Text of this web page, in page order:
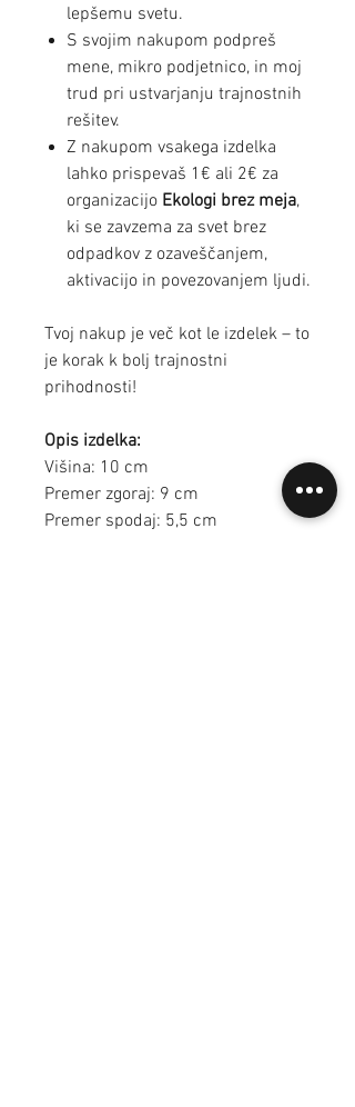
lepšemu svetu.
S svojim nakupom podpreš
mene, mikro podjetnico, in moj
trud pri ustvarjanju trajnostnih
rešitev.
Z nakupom vsakega izdelka
lahko prispevaš 1€ ali 2€ za
organizacijo Ekologi brez meja,
ki se zavzema za svet brez
odpadkov z ozaveščanjem,
aktivacijo in povezovanjem ljudi.
Tvoj nakup je več kot le izdelek – to
je korak k bolj trajnostni
prihodnosti!
Opis izdelka:
Višina: 10 cm
Premer zgoraj: 9 cm
Premer spodaj: 5,5 cm